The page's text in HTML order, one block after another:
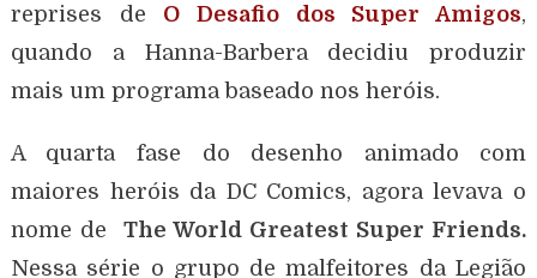
reprises de O Desafio dos Super Amigos,
quando a Hanna-Barbera decidiu produzir
mais um programa baseado nos heróis.
A quarta fase do desenho animado com
maiores heróis da DC Comics, agora levava o
nome de The World Greatest Super Friends.
Nessa série o grupo de malfeitores da Legião